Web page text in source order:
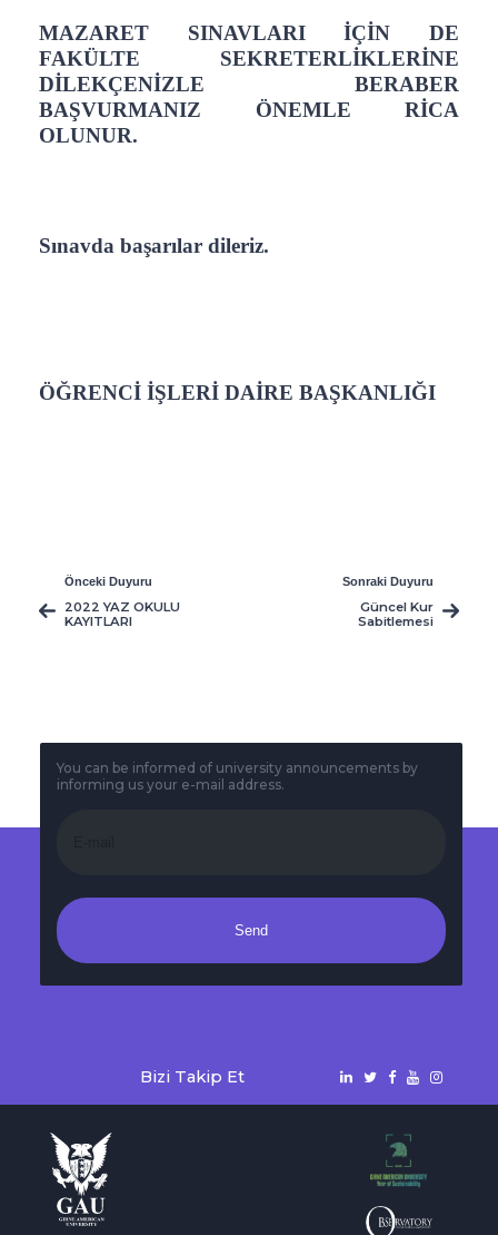
MAZARET SINAVLARI İÇİN DE
FAKÜLTE SEKRETERLİKLERİNE
DİLEKÇENİZLE BERABER
BAŞVURMANIZ ÖNEMLE RİCA
OLUNUR.
Sınavda başarılar dileriz.
ÖĞRENCİ İŞLERİ DAİRE BAŞKANLIĞI
Önceki Duyuru
2022 YAZ OKULU
KAYITLARI
Sonraki Duyuru
Güncel Kur
Sabitlemesi
You can be informed of university announcements by
informing us your e-mail address.
Send
Bizi Takip Et